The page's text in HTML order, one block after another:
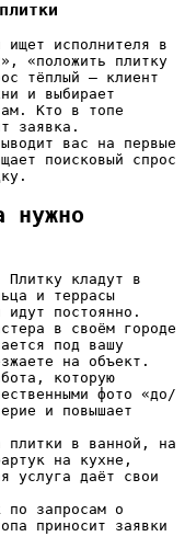
исполнителя в
«положить плитку
тёплый — клиент
и выбирает
Кто в топе
заявка.
вас на первые
поисковый спрос
нужно
Плитку кладут в
и террасы
идут постоянно.
в своём городе
под вашу
на объект.
которую
фото «до/
и повышает
плитки в ванной, на
на кухне,
услуга даёт свои
по запросам о
приносит заявки